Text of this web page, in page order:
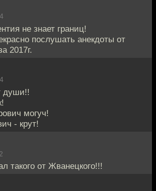
не знает границ!
послушать анекдоты от
2017г.
души!!
могуч!
- крут!
такого от Жванецкого!!!